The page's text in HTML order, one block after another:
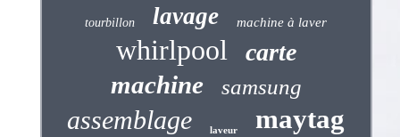
tourbillon lavage machine à laver
whirlpool carte
machine samsung
assemblage laveur maytag